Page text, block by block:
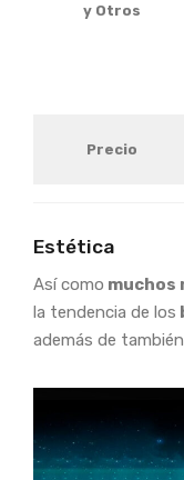
y Otros
Precio
Estética
Así como muchos
la tendencia de los
además de también